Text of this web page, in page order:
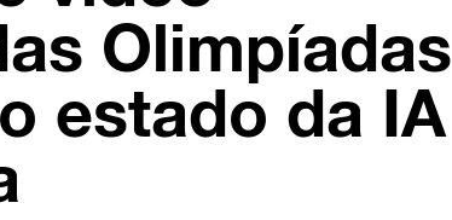
Olimpíadas
estado da IA